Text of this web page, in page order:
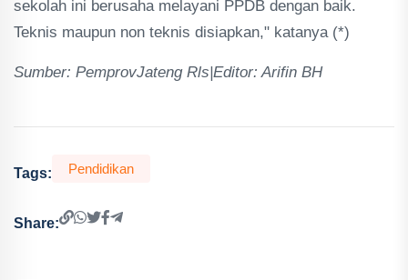
sekolah ini berusaha melayani PPDB dengan baik.
Teknis maupun non teknis disiapkan," katanya (*)
Sumber: PemprovJateng Rls|Editor: Arifin BH
Tags: Pendidikan
Share: